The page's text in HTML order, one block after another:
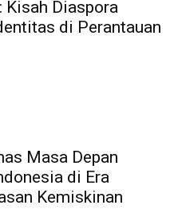
Kisah Diaspora
di Perantauan
Masa Depan
di Era
Kemiskinan